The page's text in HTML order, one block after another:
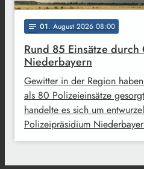
notes 01. August 2026 08:00
Rund 85 Einsätze
Niederbayern
Gewitter in der Region
als 80 Polizeieinsätze
handelte es sich um
Polizeipräsidium